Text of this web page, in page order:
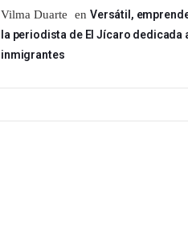
Vilma Duarte en Versátil,
la periodista de El Jícaro dedicada
inmigrantes